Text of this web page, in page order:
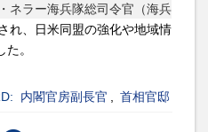
ネラー海兵隊総司令官（海兵
れ、日米同盟の強化や地域情
。
内閣官房副長官 首相官邸